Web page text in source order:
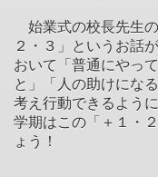
始業式の校長先生の
２・３」というお話
おいて「普通にやっ
と」「人の助けにな
考え行動できるよう
学期はこの「＋１・
ょう！